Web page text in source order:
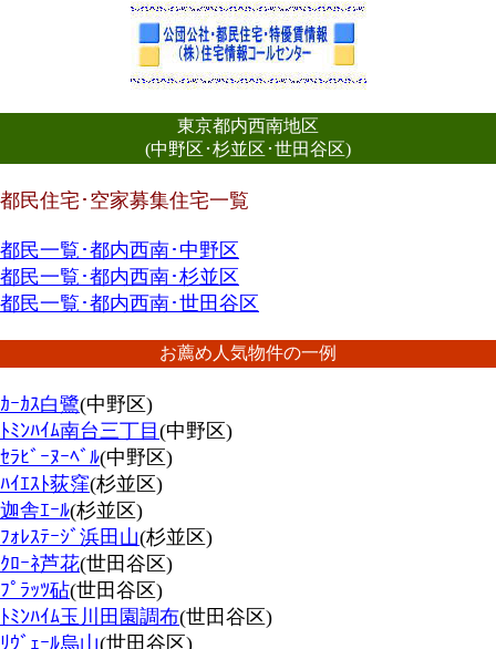
東京都内西南地区
(中野区･杉並区･世田谷区)
都民住宅･空家募集住宅一覧
都民一覧･都内西南･中野区
都民一覧･都内西南･杉並区
都民一覧･都内西南･世田谷区
お薦め人気物件の一例
ｶｰｶｽ白鷺(中野区)
ﾄﾐﾝﾊｲﾑ南台三丁目 (中野区)
ｾﾗﾋﾞｰﾇｰﾍﾞﾙ(中野区)
ﾊｲｴｽﾄ荻窪(杉並区)
迦舎ｴｰﾙ(杉並区)
ﾌｫﾚｽﾃｰｼﾞ浜田山(杉並区)
ｸﾛｰﾈ芦花(世田谷区)
ﾌﾟﾗｯﾂ砧(世田谷区)
ﾄﾐﾝﾊｲﾑ玉川田園調布(世田谷区)
ﾘｳﾞｪｰﾙ烏山(世田谷区)